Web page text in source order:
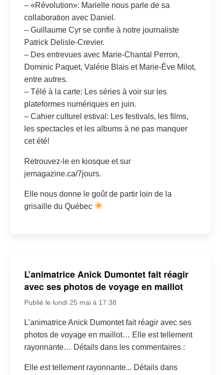
– «Révolution»: Marielle nous parle de sa
collaboration avec Daniel.
– Guillaume Cyr se confie à notre journaliste
Patrick Delisle-Crevier.
– Des entrevues avec Marie-Chantal Perron,
Dominic Paquet, Valérie Blais et Marie-Ève Milot,
entre autres.
– Télé à la carte: Les séries à voir sur les
plateformes numériques en juin.
– Cahier culturel estival: Les festivals, les films,
les spectacles et les albums à ne pas manquer
cet été!
Retrouvez-le en kiosque et sur
jemagazine.ca/7jours.
Elle nous donne le goût de partir loin de la
grisaille du Québec
L’animatrice Anick Dumontet fait réagir
avec ses photos de voyage en maillot
Publié le lundi 25 mai à 17:38
L’animatrice Anick Dumontet fait réagir avec ses
photos de voyage en maillot… Elle est tellement
rayonnante… Détails dans les commentaires :
Elle est tellement rayonnante... Détails dans